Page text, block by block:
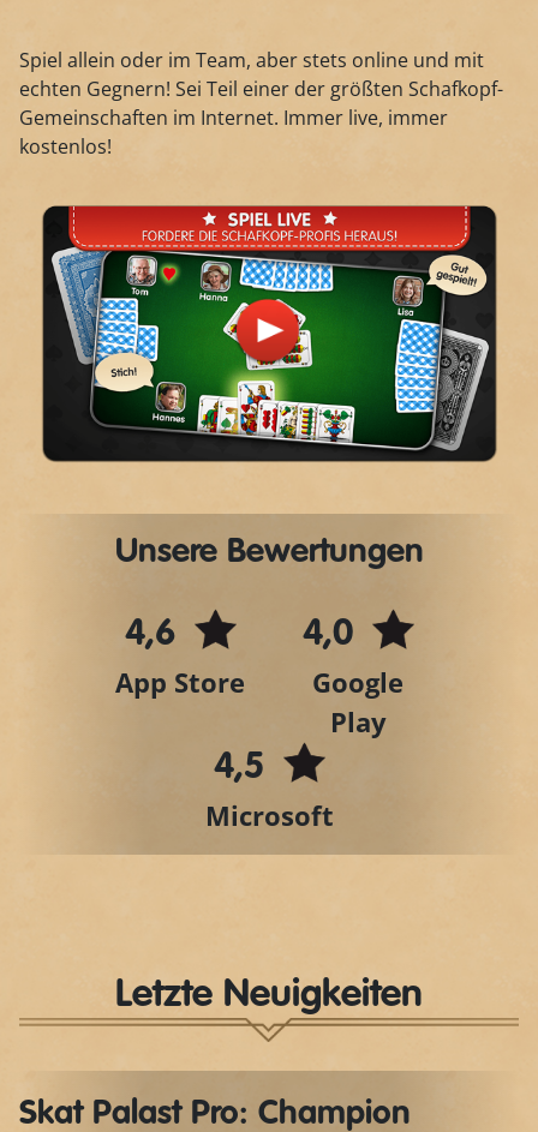
Spiel allein oder im Team, aber stets online und mit
echten Gegnern! Sei Teil einer der größten Schafkopf-
Gemeinschaften im Internet. Immer live, immer
kostenlos!
Play
Video
Unsere Bewertungen
4,6
App Store
4,0
Google
Play
4,5
Microsoft
Letzte Neuigkeiten
Skat Palast Pro: Champion